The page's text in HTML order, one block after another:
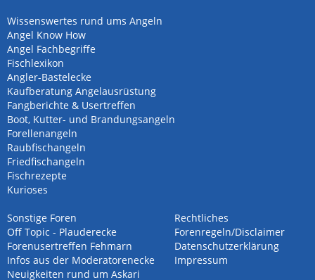
Wissenswertes rund ums Angeln
Angel Know How
Angel Fachbegriffe
Fischlexikon
Angler-Bastelecke
Kaufberatung Angelausrüstung
Fangberichte & Usertreffen
Boot, Kutter- und Brandungsangeln
Forellenangeln
Raubfischangeln
Friedfischangeln
Fischrezepte
Kurioses
Sonstige Foren
Off Topic - Plauderecke
Forenusertreffen Fehmarn
Infos aus der Moderatorenecke
Neuigkeiten rund um Askari
Rechtliches
Forenregeln/Disclaimer
Datenschutzerklärung
Impressum